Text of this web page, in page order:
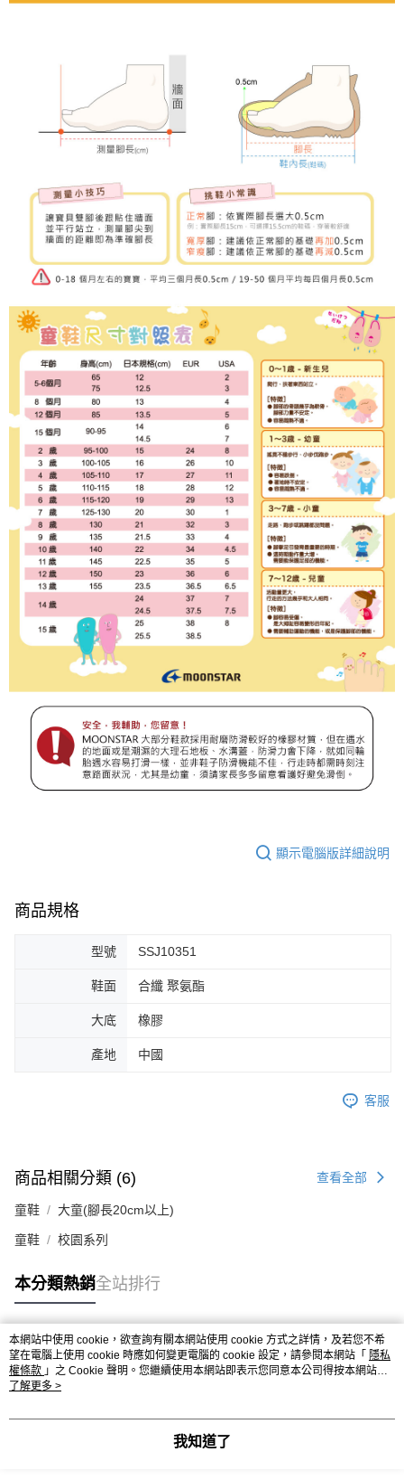
顯示電腦版詳細說明
商品規格
型號 SSJ10351
鞋面 合纖 聚氨酯
大底 橡膠
產地 中國
客服
商品相關分類 (6) 查看全部
童鞋 大童(腳長20cm以上)
童鞋 校園系列
本分類熱銷全站排行
熱門標籤
本網站中使用 cookie，欲查詢有關本網站使用 cookie 方式之詳情，及若您不希
望在電腦上使用 cookie 時應如何變更電腦的 cookie 設定，請參閱本網站「 隱私
權條款 」之 Cookie 聲明。您繼續使用本網站即表示您同意本公司得按本網站使
用條款之 Cookie 聲明使用 cookie。
了解更多 >
我知道了